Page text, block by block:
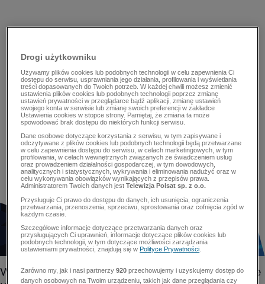
Drogi użytkowniku
Używamy plików cookies lub podobnych technologii w celu zapewnienia Ci
dostępu do serwisu, usprawniania jego działania, profilowania i wyświetlania
treści dopasowanych do Twoich potrzeb. W każdej chwili możesz zmienić
ustawienia plików cookies lub podobnych technologii poprzez zmianę
ustawień prywatności w przeglądarce bądź aplikacji, zmianę ustawień
swojego konta w serwisie lub zmianę swoich preferencji w zakładce
Ustawienia cookies w stopce strony. Pamiętaj, że zmiana ta może
spowodować brak dostępu do niektórych funkcji serwisu.
Dane osobowe dotyczące korzystania z serwisu, w tym zapisywane i
odczytywane z plików cookies lub podobnych technologii będą przetwarzane
w celu zapewnienia dostępu do serwisu, w celach marketingowych, w tym
profilowania, w celach wewnętrznych związanych ze świadczeniem usług
oraz prowadzeniem działalności gospodarczej, w tym dowodowych,
analitycznych i statystycznych, wykrywania i eliminowania nadużyć oraz w
celu wykonywania obowiązków wynikających z przepisów prawa.
Administratorem Twoich danych jestTelewizja Polsat sp. z o.o.
Przysługuje Ci prawo do dostępu do danych, ich usunięcia, ograniczenia
przetwarzania, przenoszenia, sprzeciwu, sprostowania oraz cofnięcia zgód w
każdym czasie.
Szczegółowe informacje dotyczące przetwarzania danych oraz
przysługujących Ci uprawnień, informacje dotyczące plików cookies lub
podobnych technologii, w tym dotyczące możliwości zarządzania
ustawieniami prywatności, znajdują się wPolityce Prywatności
Zarówno my, jak i nasi partnerzy920 przechowujemy i uzyskujemy dostęp do
danych osobowych na Twoim urządzeniu, takich jak dane przeglądania czy